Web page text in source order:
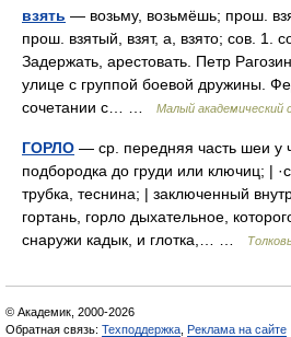
взять — возьму, возьмёшь; прош.
прош. взятый, взят, а, взято; сов. 1.
Задержать, арестовать. Петр
улице с группой боевой дружины.
сочетании с… …
Малый академический
ГОРЛО — ср. передняя часть шеи у
подбородка до груди или ключиц; |
трубка, теснина; | заключенный
гортань, горло дыхательное,
снаружи кадык, и глотка,… …
© Академик, 2000-2026
Обратная связь: Техподдержка Реклама на сайте